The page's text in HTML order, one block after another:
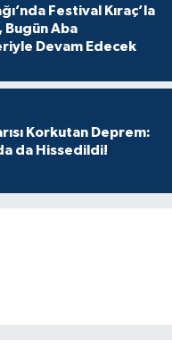
Festival Kıraç’la
Bugün Aba
Devam Edecek
Korkutan Deprem:
da Hissedildi!